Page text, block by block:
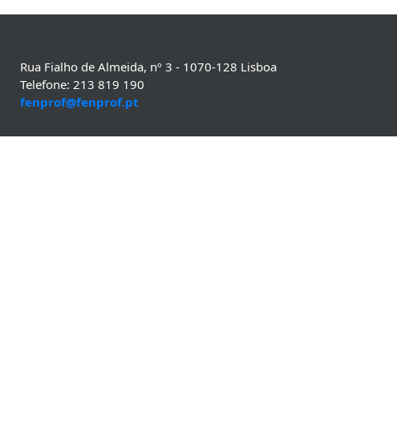
Rua Fialho de Almeida, nº 3 - 1070-128 Lisboa
Telefone: 213 819 190
fenprof@fenprof.pt